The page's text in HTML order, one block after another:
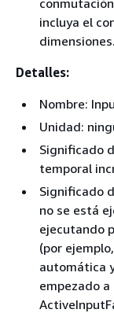
incluya el
Detalles:
Nombre:
Unidad:
Significado
temporal
Significado
no se está
ejecutando
(por
automática
empezado